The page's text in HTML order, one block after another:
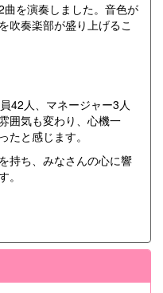
を演奏しました。音色が
吹奏楽部が盛り上げるこ
42人、マネージャー3人
囲気も変わり、心機一
と感じます。
持ち、みなさんの心に響